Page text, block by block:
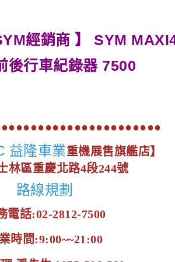
經銷商 】 SYM
後行車紀錄器 7500
益隆車業重機展售旗艦店】
林區重慶北路4段244號
路線規劃
電話:02-2812-7500
時間:9:00~~21:00